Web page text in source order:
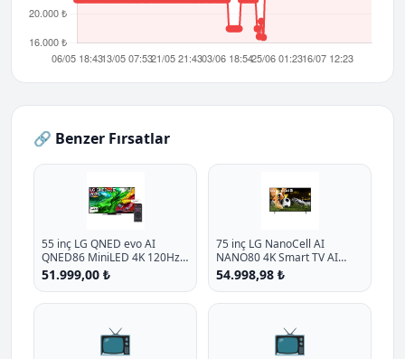
🔗 Benzer Fırsatlar
55 inç LG QNED evo AI
QNED86 MiniLED 4K 120Hz
Smart TV AI Sihirli Kumanda
webOS25 2025
51.999,00 ₺
75 inç LG NanoCell AI
NANO80 4K Smart TV AI
Sihirli Kumanda HDR10
webOS25 2025
54.998,98 ₺
📺 📺